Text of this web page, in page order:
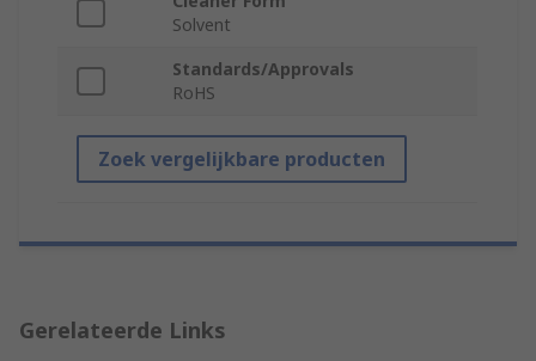
Solvent
Standards/Approvals
RoHS
Zoek vergelijkbare producten
Gerelateerde Links